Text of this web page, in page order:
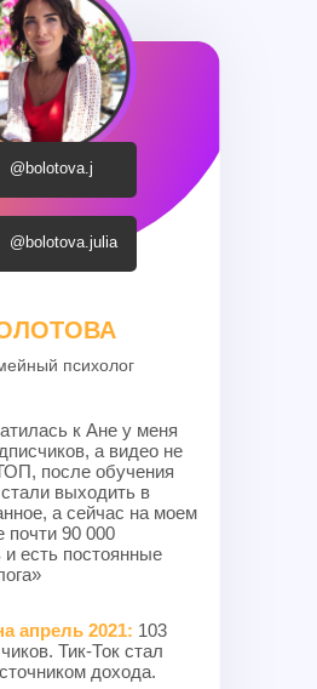
психолог
к Ане у меня
а видео не
после обучения
выходить в
а сейчас на моем
почти 90 000
и есть постоянные
апрель 2021: 103
Тик-Ток стал
дохода.
@bolotova.j
@bolotova.julia